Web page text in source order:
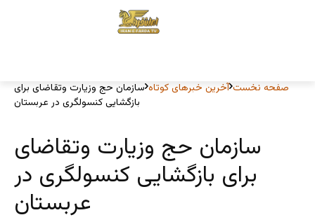
صفحه نخست آخرین خبرهای کوتاه سازمان حج وزیارت وتقاضای برای
بازگشایی کنسولگری در عربستان
سازمان حج وزیارت وتقاضای
برای بازگشایی کنسولگری در
عربستان